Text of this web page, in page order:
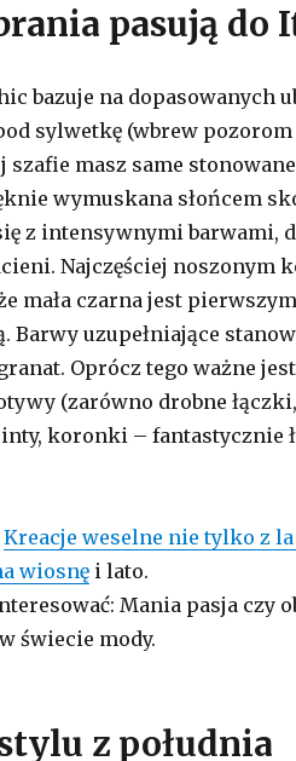
pasują do
bazuje na dopasowanych
sylwetkę (wbrew
szafie masz same
wymuskana słońcem
z intensywnymi barwami,
Najczęściej noszonym
mała czarna jest
Barwy uzupełniające
Oprócz tego ważne
(zarówno drobne
koronki – fantastycznie
Kreacje weselne nie tylko z
wiosnęi lato.
Mania pasja czy
świecie mody.
z południa